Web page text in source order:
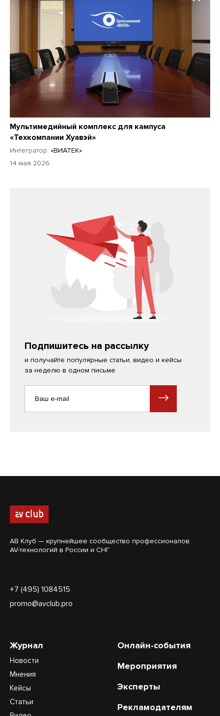
Мультимедийный комплекс для кампуса
«Техкомпании Хуавэй»
Интегратор: «ВИАТЕК»
14 мая 2026
Подпишитесь на рассылку
и получайте популярные статьи, видео и кейсы
за неделю в одном письме
АВ Клуб — крупнейшее сообщество профессионалов
AV-технологий в России и СНГ
+7 (495) 1084515
promo@avclub.pro
Журнал
Новости
Мнения
Кейсы
Статьи
Онлайн-события
Мероприятия
Эксперты
Рекламодателям